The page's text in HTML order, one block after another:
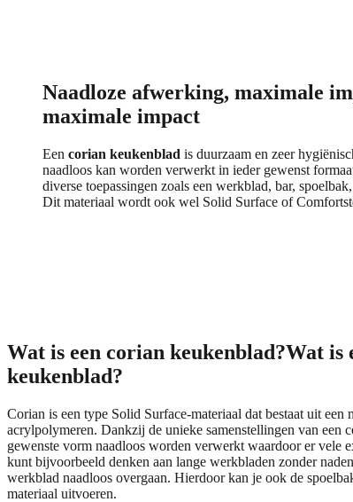
Naadloze afwerking, maximale
maximale impact
Een corian keukenblad is duurzaam en zeer
naadloos kan worden verwerkt in ieder gewenst
diverse toepassingen zoals een werkblad, bar,
Dit materiaal wordt ook wel Solid Surface of
Wat is een corian keukenblad?Wat is
keukenblad?
Corian is een type Solid Surface-materiaal dat bestaat uit
acrylpolymeren. Dankzij de unieke samenstellingen van een
gewenste vorm naadloos worden verwerkt waardoor er vele
kunt bijvoorbeeld denken aan lange werkbladen zonder
werkblad naadloos overgaan. Hierdoor kan je ook de
materiaal uitvoeren.